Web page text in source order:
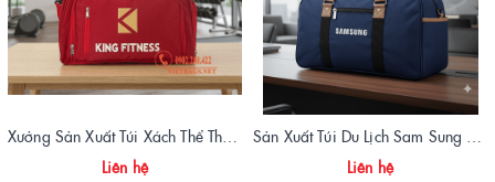
Liên hệ
Liên hệ